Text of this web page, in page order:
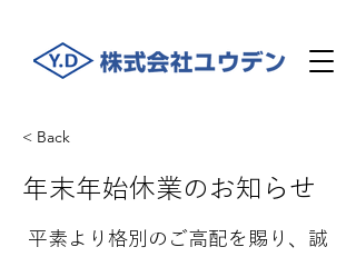
< Back
年末年始休業のお知らせ
平素より格別のご高配を賜り、誠